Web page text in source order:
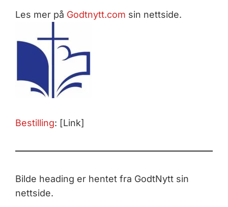
Les mer på Godtnytt.com sin nettside.
Bestilling: [Link]
Bilde heading er hentet fra GodtNytt sin
nettside.